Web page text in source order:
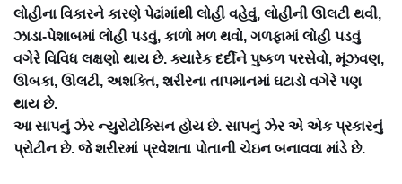
લોહીના વિકારને કારણે પેઢાંમાંથી લોહી વહેવું, લોહીની ઊલટી થવી,
ઝાડા-પેશાબમાં લોહી પડવું, કાળો મળ થવો, ગળફામાં લોહી પડવું
વગેરે વિવિધ લક્ષણો થાય છે. ક્યારેક દર્દીને પુષ્કળ પરસેવો, મૂંઝવણ,
ઊબકા, ઊલટી, અશક્તિ, શરીરના તાપમાનમાં ઘટાડો વગેરે પણ
થાય છે.
આ સાપનું ઝેર ન્યુરોટોક્સિન હોય છે. સાપનું ઝેર એ એક પ્રકારનું
પ્રોટીન છે. જે શરીરમાં પ્રવેશતા પોતાની ચેઇન બનાવવા માંડે છે.